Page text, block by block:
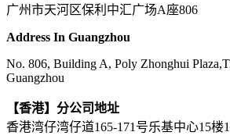
广州市天河区保利中汇广场A座806
Address In Guangzhou
No. 806, Building A, Poly Zhonghui
Guangzhou
【香港】分公司地址
香港湾仔湾仔道165-171号乐基中心15楼